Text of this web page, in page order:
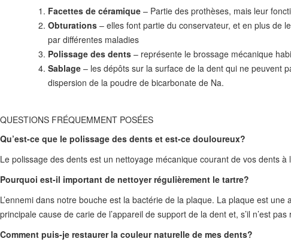
Facettes de céramique – Partie des prothèses, mais leur
Obturations – elles font partie du conservateur, et en plus de
par différentes maladies
Polissage des dents – représente le brossage mécanique
Sablage – les dépôts sur la surface de la dent qui ne peuvent
dispersion de la poudre de bicarbonate de Na.
QUESTIONS FRÉQUEMMENT POSÉES
Qu’est-ce que le polissage des dents et est-ce douloureux?
Le polissage des dents est un nettoyage mécanique courant de vos dents à
Pourquoi est-il important de nettoyer régulièrement le tartre?
L’ennemi dans notre bouche est la bactérie de la plaque. La plaque est
principale cause de carie de l’appareil de support de la dent et, s’il n’est
Comment puis-je restaurer la couleur naturelle de mes dents?